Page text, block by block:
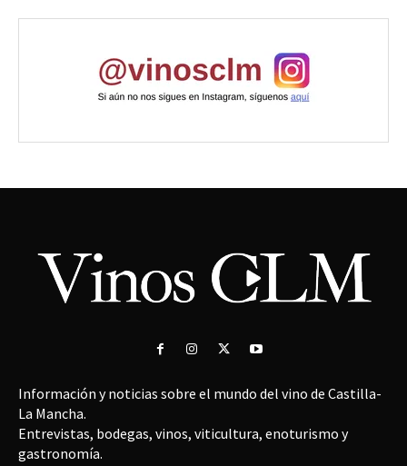
Información y noticias sobre el mundo del vino de Castilla-
La Mancha.
Entrevistas, bodegas, vinos, viticultura, enoturismo y
gastronomía.